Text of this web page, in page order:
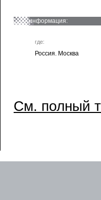
информация:
где:
Россия. Москва
См. полный